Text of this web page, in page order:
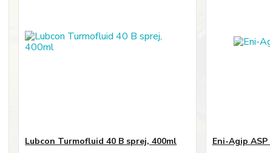
Lubcon Turmofluid 40 B sprej, 400ml Eni-Agip ASP